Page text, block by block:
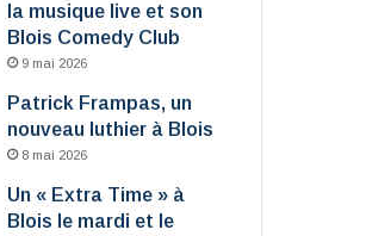
la musique live et son
Blois Comedy Club
9 mai 2026
Patrick Frampas, un
nouveau luthier à Blois
8 mai 2026
Un « Extra Time » à
Blois le mardi et le